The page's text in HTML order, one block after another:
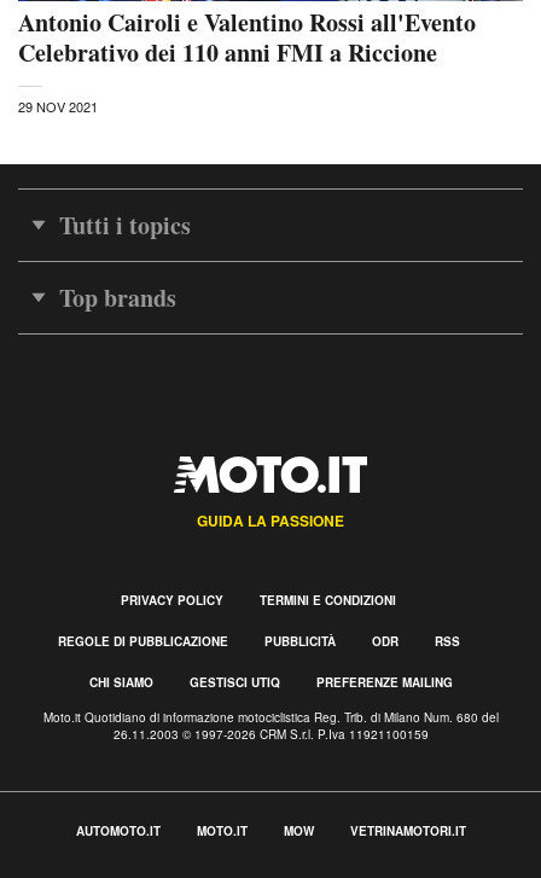
Antonio Cairoli e Valentino Rossi all'Evento
Celebrativo dei 110 anni FMI a Riccione
29 NOV 2021
Tutti i topics
Top brands
GUIDA LA PASSIONE
PRIVACY POLICY TERMINI E CONDIZIONI
REGOLE DI PUBBLICAZIONE PUBBLICITÀ ODR RSS
CHI SIAMO GESTISCI UTIQ PREFERENZE MAILING
Moto.it Quotidiano di informazione motociclistica Reg. Trib. di Milano Num. 680 del
26.11.2003 © 1997-2026 CRM S.r.l. P.Iva 11921100159
AUTOMOTO.IT MOTO.IT MOW VETRINAMOTORI.IT